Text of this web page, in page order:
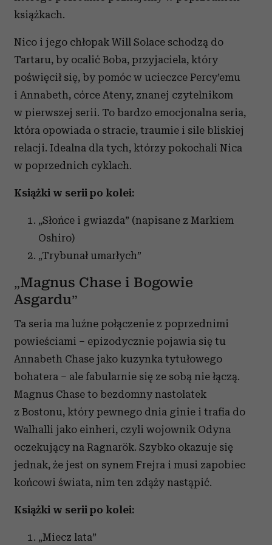
korzystania z ich usług.
książkach.
Nico i jego chłopak Will Solace schodzą do
Tartaru, by ocalić Boba, przyjaciela, który
poświęcił się, by pomóc w ucieczce Percy’emu
i Annabeth, córce Ateny, znanej czytelnikom
w pierwszej serii. To bardzo emocjonalna seria,
która opowiada o stracie, traumie i sile bliskiej
relacji. Idealna dla tych, którzy pokochali Nica
w poprzednich cyklach.
Książki w serii po kolei:
„Słońce i gwiazda” (napisane z Markiem
Oshiro)
„Trybunał umarłych”
„Magnus Chase i Bogowie
Asgardu”
Ta seria ma luźne połączenie z poprzednimi
powieściami – epizodycznie pojawia się tu
Annabeth Chase jako kuzynka tytułowego
bohatera – ale fabularnie się ze sobą nie łączą.
Magnus Chase to bezdomny nastolatek
z Bostonu, który pewnego dnia ginie i trafia do
Walhalli jako einheri, czyli wojownik Odyna
oczekujący na Ragnarök. Szybko okazuje się
jednak, że jest on synem Frejra i musi zapobiec
końcowi świata, nim ten zdąży nastąpić.
Książki w serii po kolei:
„Miecz lata”